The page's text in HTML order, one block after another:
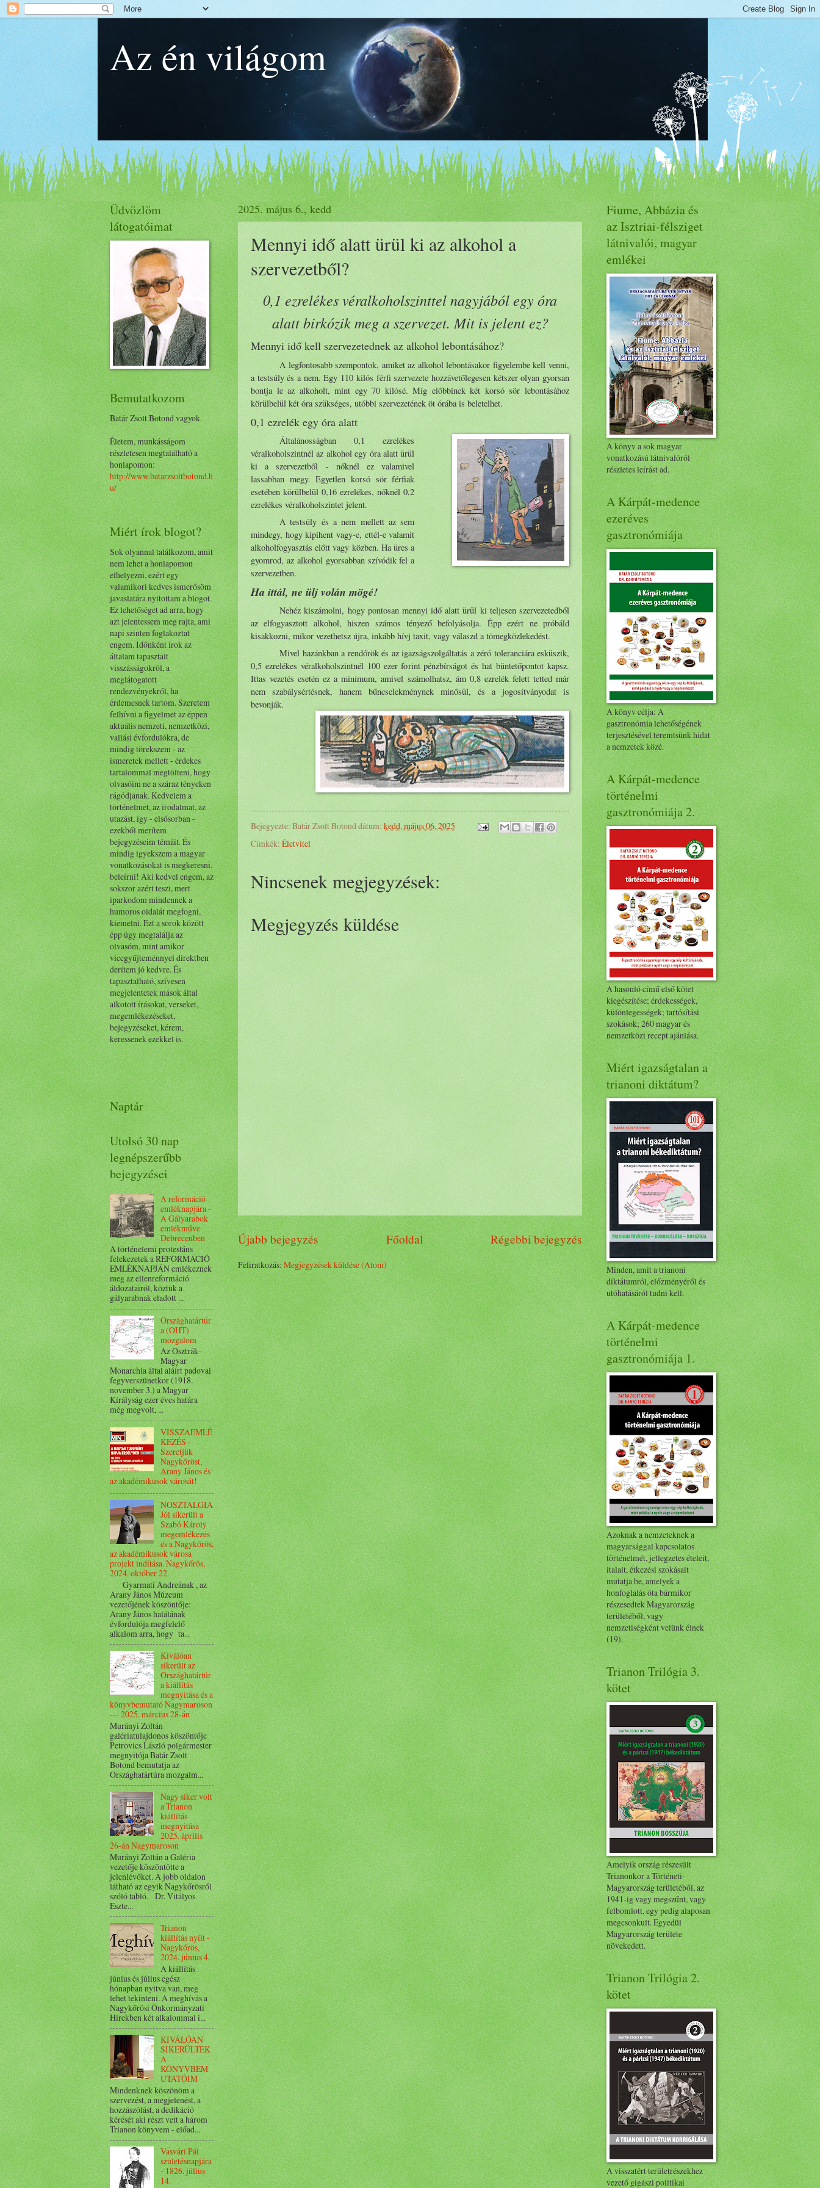
Az én világom
2025. május 6., kedd
Mennyi idő alatt ürül ki az alkohol a
szervezetből?
0,1 ezrelékes véralkoholszinttel nagyjából egy óra
alatt birkózik meg a szervezet. Mit is jelent ez?
Mennyi idő kell szervezetednek az alkohol lebontásához?
A legfontosabb szempontok, amiket az alkohol lebontásakor figyelembe kell venni,
a testsúly és a nem. Egy 110 kilós férfi szervezete hozzávetőlegesen kétszer olyan gyorsan
bontja le az alkoholt, mint egy 70 kilósé. Míg előbbinek két korsó sör lebontásához
körülbelül két óra szükséges, utóbbi szervezetének öt órába is beletelhet.
0,1 ezrelék egy óra alatt
Általánosságban 0,1 ezrelékes
véralkoholszintnél az alkohol egy óra alatt ürül
ki a szervezetből - nőknél ez valamivel
lassabban megy. Egyetlen korsó sör férfiak
esetében körülbelül 0,16 ezrelékes, nőknél 0,2
ezrelékes véralkoholszintet jelent.
A testsúly és a nem mellett az sem
mindegy, hogy kipihent vagy-e, ettél-e valamit
alkoholfogyasztás előtt vagy közben. Ha üres a
gyomrod, az alkohol gyorsabban szívódik fel a
szervezetben.
Ha ittál, ne ülj volán mögé!
Nehéz kiszámolni, hogy pontosan mennyi idő alatt ürül ki teljesen szervezetedből
az elfogyasztott alkohol, hiszen számos tényező befolyásolja. Épp ezért ne próbáld
kisakkozni, mikor vezethetsz újra, inkább hívj taxit, vagy válaszd a tömegközlekedést.
Mivel hazánkban a rendőrök és az igazságszolgáltatás a zéró toleranciára esküszik,
0,5 ezrelékes véralkoholszintnél 100 ezer forint pénzbírságot és hat büntetőpontot kapsz.
Ittas vezetés esetén ez a minimum, amivel számolhatsz, ám 0,8 ezrelék felett tetted már
nem szabálysértésnek, hanem bűncselekménynek minősül, és a jogosítványodat is
bevonják.
Bejegyezte: Batár Zsolt Botonddátum: kedd, május 06, 2025
Címkék: Életvitel
Nincsenek megjegyzések:
Megjegyzés küldése
Újabb bejegyzés Régebbi bejegyzés
Főoldal
Feliratkozás:Megjegyzések küldése (Atom)
Üdvözlöm
látogatóimat
Bemutatkozom
Batár Zsolt Botond vagyok.
Életem, munkásságom
részletesen megtalálható a
honlapomon:
http://www.batarzsoltbotond.h
u/
Miért írok blogot?
Sok olyannal találkozom, amit
nem lehet a honlapomon
elhelyezni, ezért egy
valamikori kedves ismerősöm
javaslatára nyitottam a blogot.
Ez lehetőséget ad arra, hogy
azt jelentessem meg rajta, ami
napi szinten foglakoztat
engem. Időnként írok az
általam tapasztalt
visszásságokról, a
meglátogatott
rendezvényekről, ha
érdemesnek tartom. Szeretem
felhívni a figyelmet az éppen
aktuális nemzeti, nemzetközi,
vallási évfordulókra, de
mindig törekszem - az
ismeretek mellett - érdekes
tartalommal megtölteni, hogy
olvasóim ne a száraz tényeken
rágódjanak. Kedvelem a
történelmet, az irodalmat, az
utazást, így - elsősorban -
ezekből merítem
bejegyzéseim témáit. És
mindig igyekszem a magyar
vonatkozásokat is megkeresni,
beleírni! Aki kedvel engem, az
sokszor azért teszi, mert
iparkodom mindennek a
humoros oldalát megfogni,
kiemelni. Ezt a sorok között
épp úgy megtalálja az
olvasóm, mint amikor
viccgyűjteménnyel direktben
derítem jó kedvre. És
tapasztalható, szívesen
megjelentetek mások által
alkotott írásokat, verseket,
megemlékezéseket,
bejegyzéseket, kérem,
keressenek ezekkel is.
Naptár
Utolsó 30 nap
legnépszerűbb
bejegyzései
A reformáció
emléknapjára -
A Gályarabok
emlékműve
Debrecenben
A történelemi protestáns
felekezetek a REFORMÁCIÓ
EMLÉKNAPJÁN emlékeznek
meg az ellenreformáció
áldozatairól, köztük a
gályarabnak eladott ...
Országhatártúr
a (OHT)
mozgalom
Az Osztrák–
Magyar
Monarchia által aláírt padovai
fegyverszünetkor (1918.
november 3.) a Magyar
Királyság ezer éves határa
még megvolt, ...
VISSZAEMLÉ
KEZÉS -
Szeretjük
Nagykőröst,
Arany János és
az akadémikusok városát!
NOSZTALGIA
Jól sikerült a
Szabó Károly
megemlékezés
és a Nagykőrös,
az akadémikusok városa
projekt indítása. Nagykőrös,
2024. október 22.
Gyarmati Andreának , az
Arany János Múzeum
vezetőjének köszöntője:
Arany János halálának
évfordulója megfelelő
alkalom arra, hogy ta...
Kiválóan
sikerült az
Országhatártúr
a kiállítás
megnyitása és a
könyvbemutató Nagymaroson
--- 2025. március 28-án
Murányi Zoltán
galériatulajdonos köszöntője
Petrovics László polgármester
megnyitója Batár Zsolt
Botond bemutatja az
Országhatártúra mozgalm...
Nagy siker volt
a Trianon
kiállítás
megnyitása
2025. április
26-án Nagymaroson
Murányi Zoltán a Galéria
vezetője köszöntötte a
jelenlévőket. A jobb oldalon
látható az egyik Nagykőrösről
szóló tabló. Dr. Vitályos
Eszte...
Trianon
kiállítás nyílt -
Nagykőrös,
2024. június 4.
A kiállítás
június és július egész
hónapban nyitva van, meg
lehet tekinteni. A meghívás a
Nagykőrösi Önkormányzati
Hírekben két alkalommal i...
KIVÁLÓAN
SIKERÜLTEK
A
KÖNYVBEM
UTATÓIM
Mindenknek köszönöm a
szervezést, a megjelenést, a
hozzászólást, a dedikáció
kérését aki részt vett a három
Trianon könyvem - előad...
Vasvári Pál
születésnapjára
- 1826. július
14.
Fiume, Abbázia és
az Isztriai-félsziget
látnivalói, magyar
emlékei
A könyv a sok magyar
vonatkozású látnivalóról
részletes leírást ad.
A Kárpát-medence
ezeréves
gasztronómiája
A könyv célja: A
gasztronómia lehetőségének
terjesztésével teremtsünk hidat
a nemzetek közé.
A Kárpát-medence
történelmi
gasztronómiája 2.
A hasonló című első kötet
kiegészítése; érdekességek,
különlegességek; tartósítási
szokások; 260 magyar és
nemzetközi recept ajánlása.
Miért igazságtalan a
trianoni diktátum?
Minden, amit a trianoni
diktátumról, előzményéről és
utóhatásáról tudni kell.
A Kárpát-medence
történelmi
gasztronómiája 1.
Azoknak a nemzeteknek a
magyarsággal kapcsolatos
történelmét, jellegzetes ételeit,
italait, étkezési szokásait
mutatja be, amelyek a
honfoglalás óta bármikor
részesedtek Magyarország
területéből, vagy
nemzetiségként velünk élnek
(19).
Trianon Trilógia 3.
kötet
Amelyik ország részesült
Trianonkor a Történeti-
Magyarország területéből, az
1941-ig vagy megszűnt, vagy
felbomlott, egy pedig alaposan
megcsonkult. Egyedül
Magyarország területe
növekedett.
Trianon Trilógia 2.
kötet
A visszatért területrészekhez
vezető gigászi politikai